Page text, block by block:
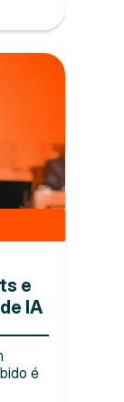
e
IA
é